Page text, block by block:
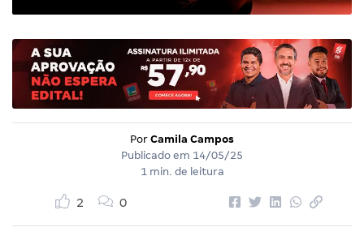
Por Camila Campos
Publicado em 14/05/25
1 min. de leitura
2 0